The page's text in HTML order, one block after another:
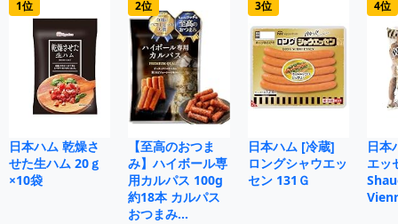
1位
日本ハム 乾燥さ
せた生ハム 20ｇ
×10袋
2位
【至高のおつま
み】ハイボール専
用カルパス 100g
約18本 カルパス
おつまみ…
3位
日本ハム [冷蔵]
ロングシャウエッ
セン 131Ｇ
4位
日本
エッ